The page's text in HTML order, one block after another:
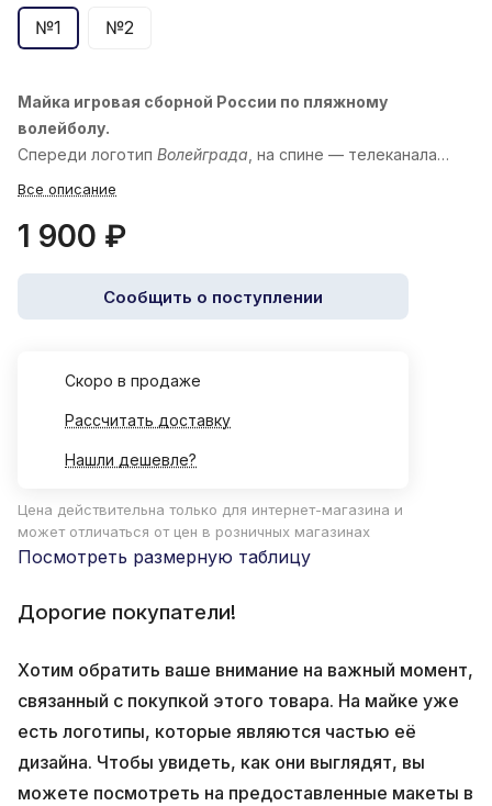
№1 №2
Майка игровая сборной России по пляжному
волейболу.
Спереди логотип Волейграда, на спине — телеканала
«
Все описание
1 900 ₽
Сообщить о поступлении
Cкоро в продаже
Рассчитать доставку
Нашли дешевле?
Цена действительна только для интернет-магазина и
может отличаться от цен в розничных магазинах
Посмотреть размерную таблицу
Дорогие покупатели!
Хотим обратить ваше внимание на важный момент,
связанный с покупкой этого товара. На майке уже
есть логотипы, которые являются частью её
дизайна. Чтобы увидеть, как они выглядят, вы
можете посмотреть на предоставленные макеты в